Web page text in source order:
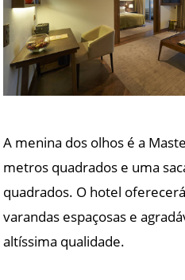
A menina dos olhos é a
metros quadrados e uma
quadrados. O hotel
varandas espaçosas e
altíssima qualidade.